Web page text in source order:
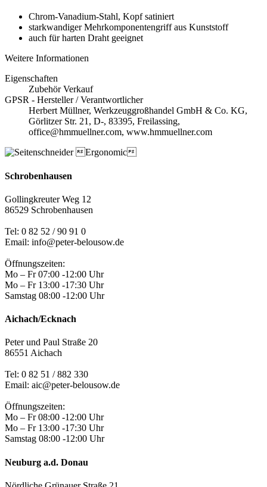
Chrom-Vanadium-Stahl, Kopf satiniert
starkwandiger Mehrkomponentengriff aus Kunststoff
auch für harten Draht geeignet
Weitere Informationen
Eigenschaften
Zubehör Verkauf
GPSR - Hersteller / Verantwortlicher
Herbert Müllner, Werkzeuggroßhandel GmbH & Co. KG,
Görlitzer Str. 21, D-, 83395, Freilassing,
office@hmmuellner.com, www.hmmuellner.com
Schrobenhausen
Gollingkreuter Weg 12
86529 Schrobenhausen
Tel: 0 82 52 / 90 91 0
Email: info@peter-belousow.de
Öffnungszeiten:
Mo – Fr 07:00 -12:00 Uhr
Mo – Fr 13:00 -17:30 Uhr
Samstag 08:00 -12:00 Uhr
Aichach/Ecknach
Peter und Paul Straße 20
86551 Aichach
Tel: 0 82 51 / 882 330
Email: aic@peter-belousow.de
Öffnungszeiten:
Mo – Fr 08:00 -12:00 Uhr
Mo – Fr 13:00 -17:30 Uhr
Samstag 08:00 -12:00 Uhr
Neuburg a.d. Donau